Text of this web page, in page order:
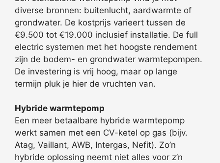
diverse bronnen: buitenlucht, aardwarmte of
grondwater. De kostprijs varieert tussen de
€9.500 tot €19.000 inclusief installatie. De full
electric systemen met het hoogste rendement
zijn de bodem- en grondwater warmtepompen.
De investering is vrij hoog, maar op lange
termijn pluk je hier de vruchten van.
Hybride warmtepomp
Een meer betaalbare hybride warmtepomp
werkt samen met een CV-ketel op gas (bijv.
Atag, Vaillant, AWB, Intergas, Nefit). Zo’n
hybride oplossing neemt niet alles voor z’n